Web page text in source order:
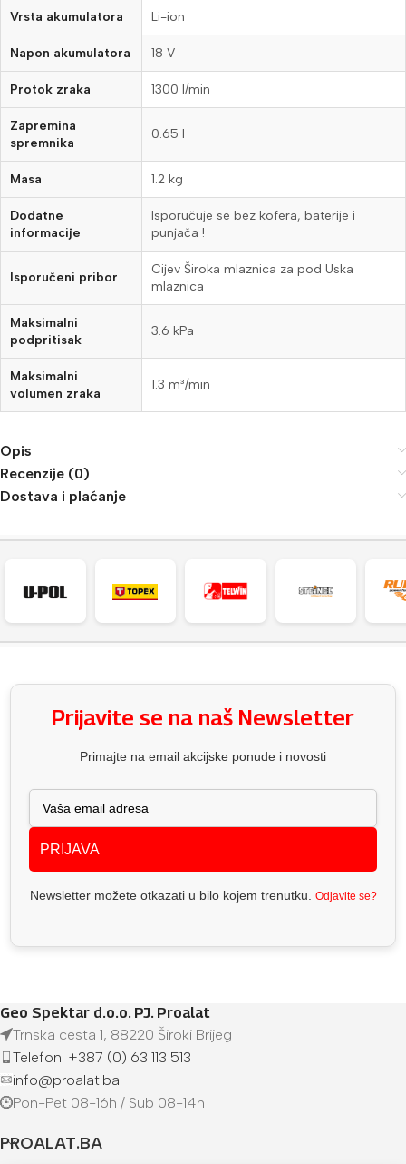
Vrsta akumulatora Li-ion
Napon akumulatora 18 V
Protok zraka 1300 l/min
Zapremina
spremnika
0.65 l
Masa 1.2 kg
Dodatne
informacije
Isporučuje se bez kofera, baterije i
punjača !
Isporučeni pribor
Cijev Široka mlaznica za pod Uska
mlaznica
Maksimalni
podpritisak
3.6 kPa
Maksimalni
volumen zraka
1.3 m³/min
Opis
Recenzije (0)
Dostava i plaćanje
Prijavite se na naš Newsletter
Primajte na email akcijske ponude i novosti
PRIJAVA
Newsletter možete otkazati u bilo kojem trenutku. Odjavite se?
Geo Spektar d.o.o. PJ. Proalat
Trnska cesta 1, 88220 Široki Brijeg
Telefon: +387 (0) 63 113 513
info@proalat.ba
Pon-Pet 08-16h / Sub 08-14h
PROALAT.BA